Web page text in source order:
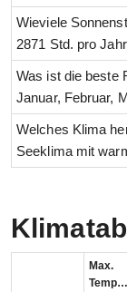
Wieviele
2871 Std. pro
Was ist die beste
Januar, Februar,
Welches Klima
Seeklima mit
Max.
Temperatur